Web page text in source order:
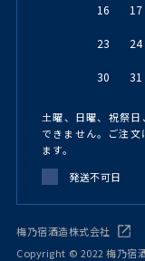
16 17
23 24
30 31
土曜、日曜、祝祭
できません。ご注
ます。
発送不可日
梅乃宿酒造株式会社
Copyright © 2022 梅乃宿